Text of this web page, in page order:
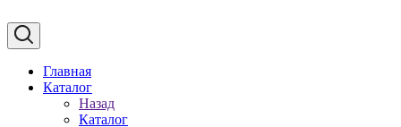
Главная
Каталог
Назад
Каталог